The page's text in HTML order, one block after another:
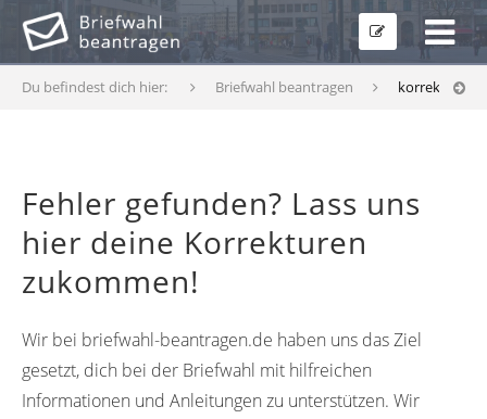
Du befindest dich hier: Briefwahl beantragen
Fehler gefunden? Lass uns
hier deine Korrekturen
zukommen!
Wir bei briefwahl-beantragen.de haben uns das Ziel
gesetzt, dich bei der Briefwahl mit hilfreichen
Informationen und Anleitungen zu unterstützen. Wir